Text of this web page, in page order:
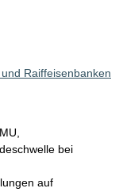
Raiffeisenbanken
bei
auf